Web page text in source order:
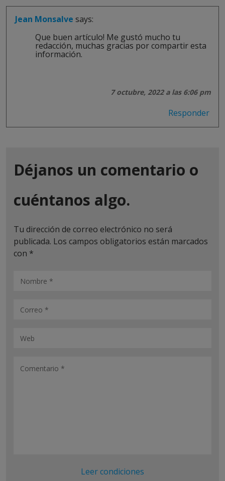
Jean Monsalve says:
7 octubre, 2022 a las 6:06 pm
Que buen artículo! Me gustó mucho tu
redacción, muchas gracias por compartir esta
información.
Responder
Déjanos un comentario o
cuéntanos algo.
Tu dirección de correo electrónico no será
publicada. Los campos obligatorios están marcados
con *
Leer condiciones